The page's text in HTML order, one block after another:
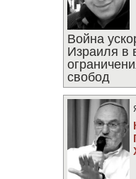
Война
Израиля в
свобод